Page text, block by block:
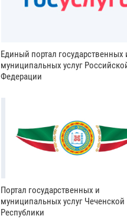
Единый портал государственных
муниципальных услуг
Федерации
Портал государственных и
муниципальных услуг Чеченской
Республики